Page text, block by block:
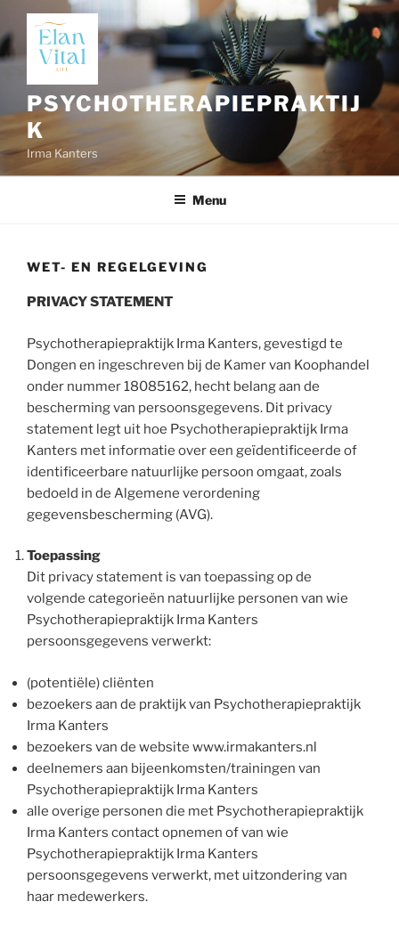
naar
de
PSYCHOTHERAPIEPRAKTIJ
K
Irma Kanters
Menu
WET- EN REGELGEVING
PRIVACY STATEMENT
Psychotherapiepraktijk Irma Kanters, gevestigd te
Dongen en ingeschreven bij de Kamer van Koophandel
onder nummer 18085162, hecht belang aan de
bescherming van persoonsgegevens. Dit privacy
statement legt uit hoe Psychotherapiepraktijk Irma
Kanters met informatie over een geïdentificeerde of
identificeerbare natuurlijke persoon omgaat, zoals
bedoeld in de Algemene verordening
gegevensbescherming (AVG).
Toepassing
Dit privacy statement is van toepassing op de
volgende categorieën natuurlijke personen van wie
Psychotherapiepraktijk Irma Kanters
persoonsgegevens verwerkt:
(potentiële) cliënten
bezoekers aan de praktijk van Psychotherapiepraktijk
Irma Kanters
bezoekers van de website www.irmakanters.nl
deelnemers aan bijeenkomsten/trainingen van
Psychotherapiepraktijk Irma Kanters
alle overige personen die met Psychotherapiepraktijk
Irma Kanters contact opnemen of van wie
Psychotherapiepraktijk Irma Kanters
persoonsgegevens verwerkt, met uitzondering van
haar medewerkers.